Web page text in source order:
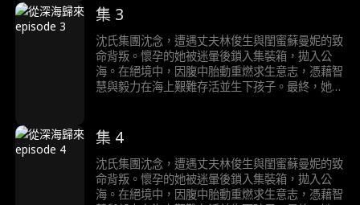
當場揭穿二人罪行。兩人驚慌失措，在眾人面前上
演互相揭發、狗咬狗的醜態，其謀害沈念、企圖侵
吞沈氏家產、甚至曾對沈浩然下毒手的全部陰謀徹
底曝光。沈父沈崇遠也早已洞悉陰謀，假意病重配
合，此刻現身完成最終清算。
集 3
沈氏集團沈念，遭遇丈夫林俊生與閨蜜蘇曼妮的致
命背叛。懷孕的她被迷暈後鎖入集裝箱，拋入公
海。在絕境中，因腹中胎動重燃求生意志，憑藉智
慧與毅力在海上艱難存活並生下孩子。最終，她被
當場揭穿二人罪行。兩人驚慌失措，在眾人面前上
演互相揭發、狗咬狗的醜態，其謀害沈念、企圖侵
吞沈氏家產、甚至曾對沈浩然下毒手的全部陰謀徹
底曝光。沈父沈崇遠也早已洞悉陰謀，假意病重配
合，此刻現身完成最終清算。
集 4
沈氏集團沈念，遭遇丈夫林俊生與閨蜜蘇曼妮的致
命背叛。懷孕的她被迷暈後鎖入集裝箱，拋入公
海。在絕境中，因腹中胎動重燃求生意志，憑藉智